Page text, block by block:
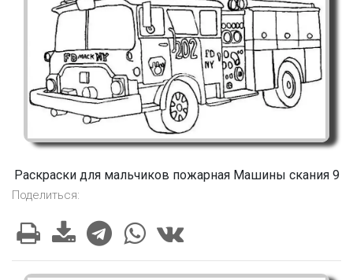
Раскраски для мальчиков пожарная Машины скания 9
Поделиться: